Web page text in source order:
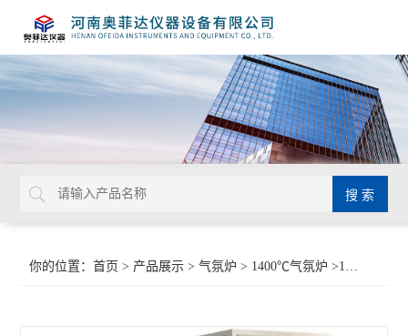
你的位置：首页 > 产品展示 >气氛炉 > 1400℃气氛炉 >1700℃气氛还原炉